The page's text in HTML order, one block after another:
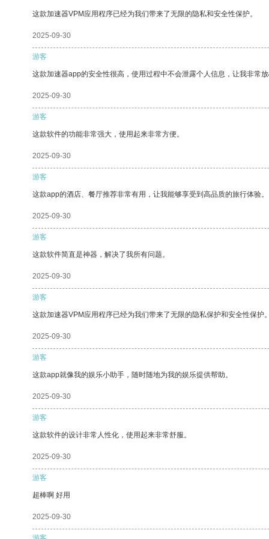
这款加速器VPM应用程序已经为我们带来了无限的隐私和安全性保护。
2025-09-30
游客
这款加速器app的安全性很高，使用过程中不会泄露个人信息，让我非常
2025-09-30
游客
这款软件的功能非常强大，使用起来非常方便。
2025-09-30
游客
这款app的酒店、餐厅推荐非常有用，让我能够享受到高品质的旅行体验。
2025-09-30
游客
这款软件简直是神器，解决了我所有问题。
2025-09-30
游客
这款加速器VPM应用程序已经为我们带来了无限的隐私保护和安全性保护
2025-09-30
游客
这款app就像我的娱乐小助手，随时随地为我的娱乐提供帮助。
2025-09-30
游客
这款软件的设计非常人性化，使用起来非常舒服。
2025-09-30
游客
超棒啊 好用
2025-09-30